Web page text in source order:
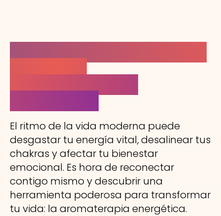
El ritmo de la vida moderna puede
desgastar tu energía vital, desalinear tus
chakras y afectar tu bienestar
emocional. Es hora de reconectar
contigo mismo y descubrir una
herramienta poderosa para transformar
tu vida: la aromaterapia energética.